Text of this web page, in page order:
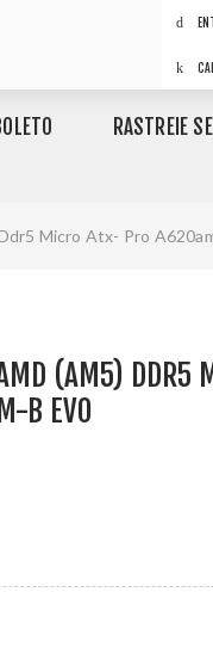
RASTREIE
Micro Atx- Pro
(AM5) DDR5
B EVO